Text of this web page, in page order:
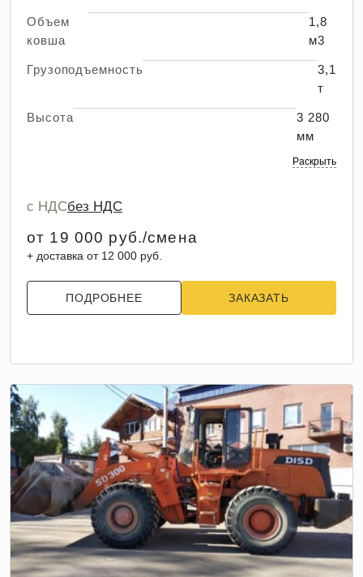
Объем
ковша
1,8
м3
Грузоподъемность
3,1
т
Высота
3 280
мм
Раскрыть
с НДСбез НДС
от 19 000 руб./смена
+ доставка от 12 000 руб.
ПОДРОБНЕЕ ЗАКАЗАТЬ